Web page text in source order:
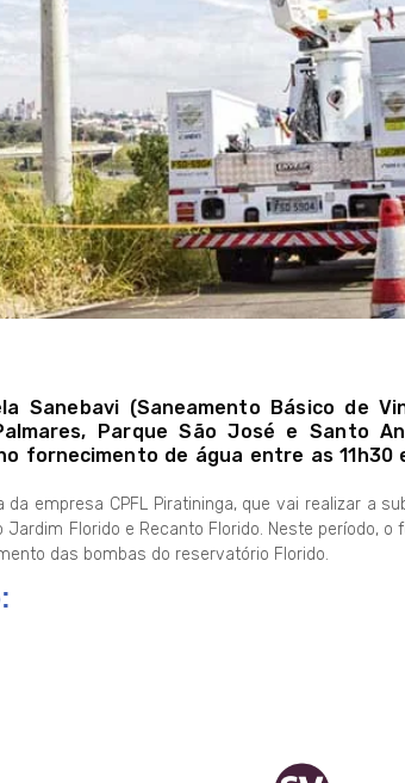
Sanebavi (Saneamento Básico de
Parque São José e Santo
fornecimento de água entre as 11h30
empresa CPFL Piratininga, que vai realizar a
Florido e Recanto Florido. Neste período, o
das bombas do reservatório Florido.